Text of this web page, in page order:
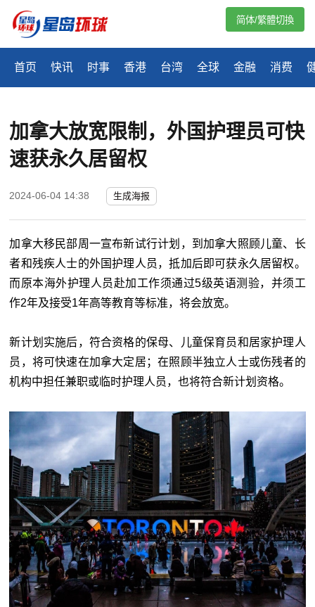
首页 快讯 时事 香港 台湾 全球 金融 消费
简体/繁體切換
加拿大放宽限制，外国护理员可快
速获永久居留权
2024-06-04 14:38 生成海报
加拿大移民部周一宣布新试行计划，到加拿大照顾儿童、长
者和残疾人士的外国护理人员，抵加后即可获永久居留权。
而原本海外护理人员赴加工作须通过5级英语测验，并须工
作2年及接受1年高等教育等标准，将会放宽。
新计划实施后，符合资格的保母、儿童保育员和居家护理人
员，将可快速在加拿大定居；在照顾半独立人士或伤残者的
机构中担任兼职或临时护理人员，也将符合新计划资格。